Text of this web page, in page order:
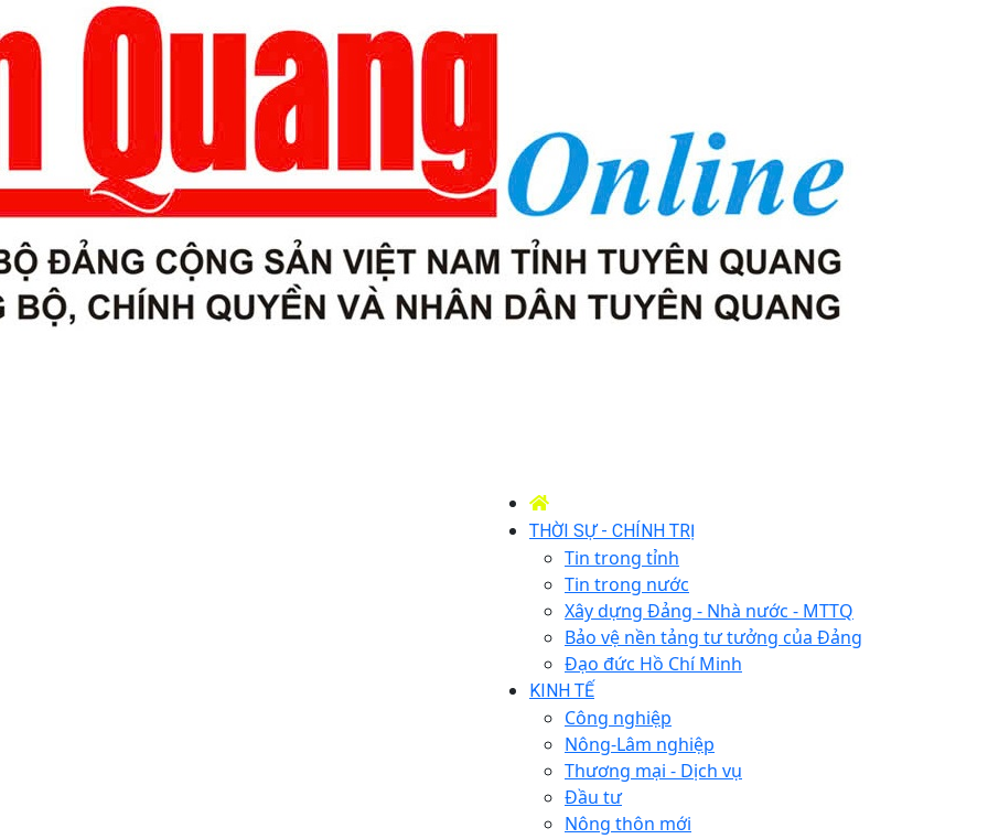
THỜI SỰ - CHÍNH TRỊ
Tin trong tỉnh
Tin trong nước
Xây dựng Đảng - Nhà nước - MTTQ
Bảo vệ nền tảng tư tưởng của Đảng
Đạo đức Hồ Chí Minh
KINH TẾ
Công nghiệp
Nông-Lâm nghiệp
Thương mại - Dịch vụ
Đầu tư
Nông thôn mới